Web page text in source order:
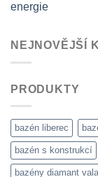
energie
NEJNOVĚJŠÍ
PRODUKTY
bazén liberec
bazén s konstrukcí
bazény diamant